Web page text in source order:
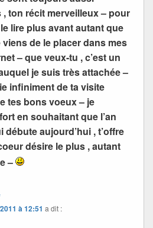
ton récit merveilleux – pour
lire plus avant autant que
de le placer dans mes
– que veux-tu , c’est un
je suis très attachée –
infiniment de ta visite
tes bons voeux – je
en souhaitant que l’an
débute aujourd’hui , t’offre
désire le plus , autant
–
à 12:51 a dit :